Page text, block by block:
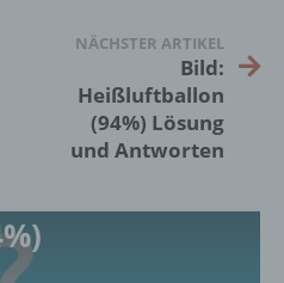
NÄCHSTER ARTIKEL
Bild:
Heißluftballon
(94%) Lösung
und Antworten
Daten von dem für die
verarbeitet